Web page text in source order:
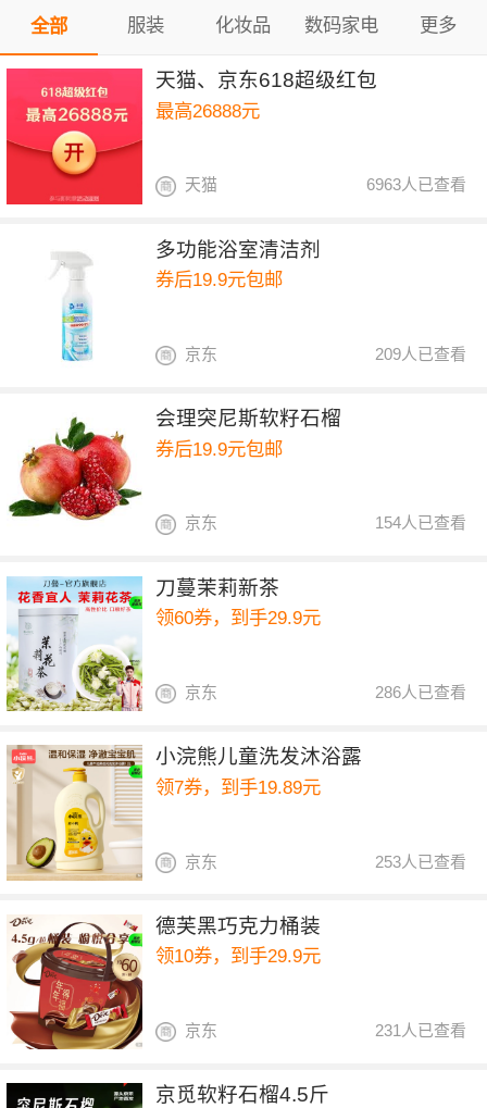
全部 服装 化妆品 数码家电 更多
天猫、京东618超级红包
最高26888元
6963人已查看
天猫
多功能浴室清洁剂
券后19.9元包邮
209人已查看
京东
会理突尼斯软籽石榴
券后19.9元包邮
154人已查看
京东
刀蔓茉莉新茶
领60券，到手29.9元
286人已查看
京东
小浣熊儿童洗发沐浴露
领7券，到手19.89元
253人已查看
京东
德芙黑巧克力桶装
领10券，到手29.9元
231人已查看
京东
京觅软籽石榴4.5斤